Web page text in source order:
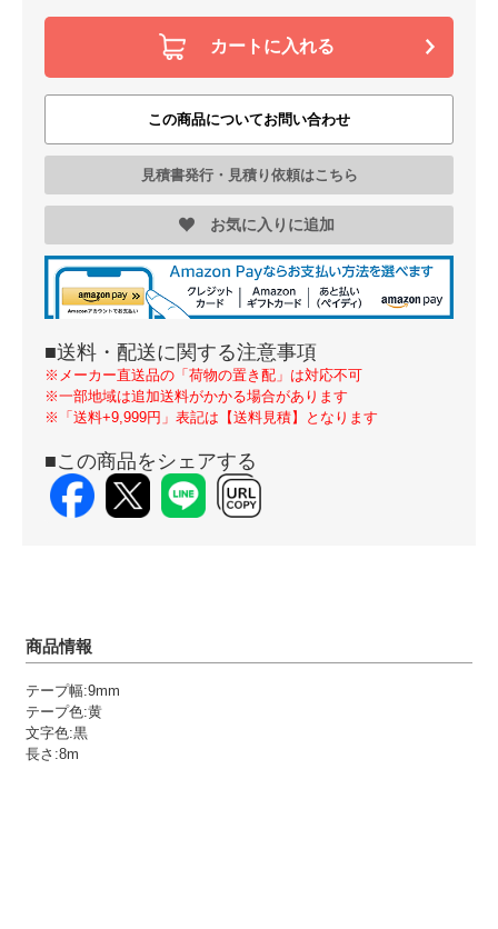
カートに入れる
この商品についてお問い合わせ
見積書発行・見積り依頼はこちら
お気に入りに追加
■送料・配送に関する注意事項
※メーカー直送品の「荷物の置き配」は対応不可
※一部地域は追加送料がかかる場合があります
※「送料+9,999円」表記は【送料見積】となります
■この商品をシェアする
商品情報
テープ幅:9mm
テープ色:黄
文字色:黒
長さ:8m